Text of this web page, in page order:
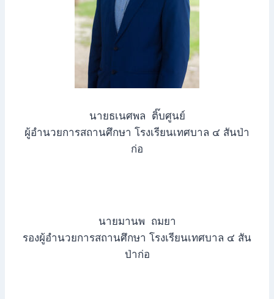
นายธเนศพล ติ๊บศูนย์
ผู้อำนวยการสถานศึกษา โรงเรียนเทศบาล ๔ สันป่า
ก่อ
นายมานพ ถมยา
รองผู้อำนวยการสถานศึกษา โรงเรียนเทศบาล ๔ สัน
ป่าก่อ